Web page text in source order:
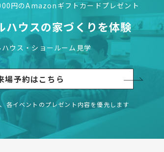
円のAmazonギフトカードプレゼント
ハウスの家づくりを体験
ハウス・ショールーム見学
場予約はこちら
各イベントのプレゼント内容を優先します